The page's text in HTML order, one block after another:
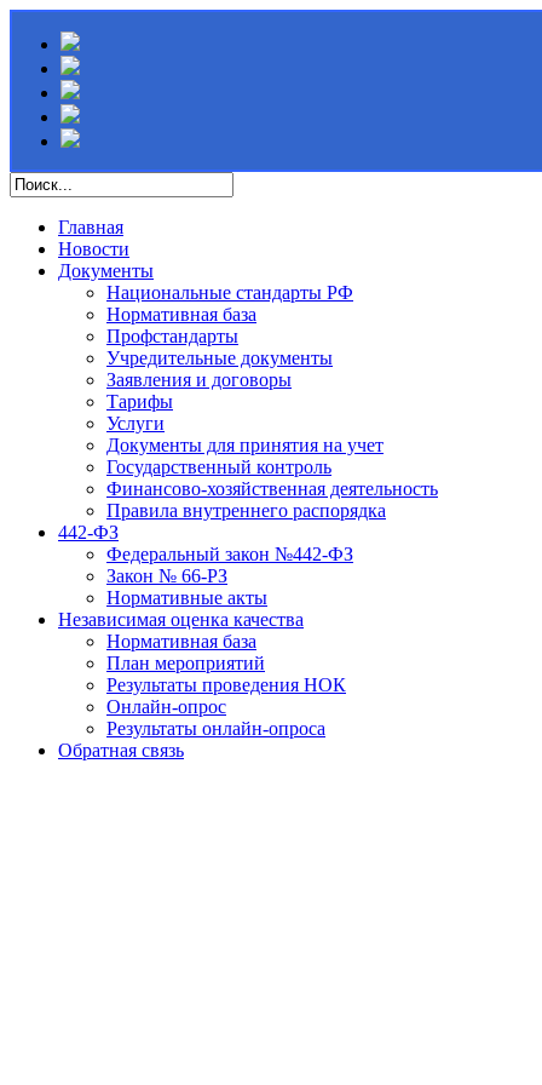
Главная
Новости
Документы
Национальные стандарты РФ
Нормативная база
Профстандарты
Учредительные документы
Заявления и договоры
Тарифы
Услуги
Документы для принятия на учет
Государственный контроль
Финансово-хозяйственная деятельность
Правила внутреннего распорядка
442-ФЗ
Федеральный закон №442-ФЗ
Закон № 66-РЗ
Нормативные акты
Независимая оценка качества
Нормативная база
План мероприятий
Результаты проведения НОК
Онлайн-опрос
Результаты онлайн-опроса
Обратная связь